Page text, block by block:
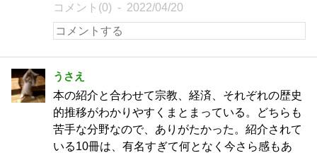
コメント(0) 2022/04/20
うさえ
本の紹介と合わせて宗教、経済、それぞれの歴史
的推移がわかりやすくまとまっている。どちらも
苦手な分野なので、ありがたかった。紹介されて
いる10冊は、有名すぎて何となく今さら感もあ